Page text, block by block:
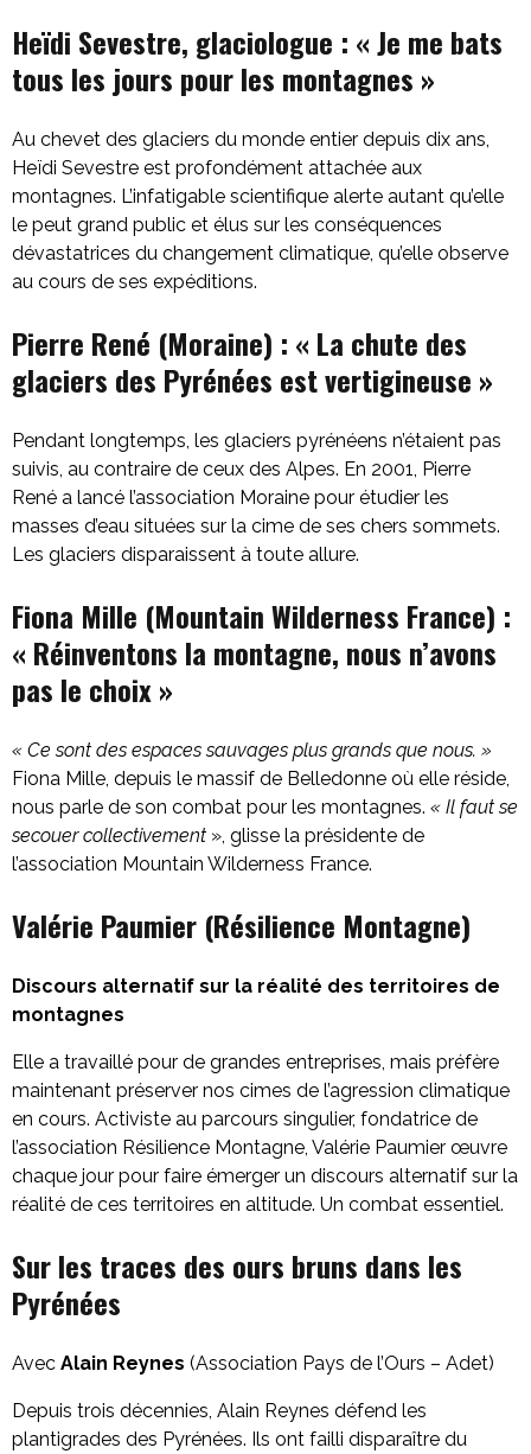
Heïdi Sevestre, glaciologue : «Je me bats
tous les jours pour les montagnes »
Au chevet des glaciers du monde entier depuis dix ans,
Heïdi Sevestre est profondément attachée aux
montagnes. L’infatigable scientifique alerte autant qu’elle
le peut grand public et élus sur les conséquences
dévastatrices du changement climatique, qu’elle observe
au cours de ses expéditions.
Pierre René (Moraine) : « La chute des
glaciers des Pyrénées est vertigineuse »
Pendant longtemps, les glaciers pyrénéens n’étaient pas
suivis, au contraire de ceux des Alpes. En 2001, Pierre
René a lancé l’association Moraine pour étudier les
masses d’eau situées sur la cime de ses chers sommets.
Les glaciers disparaissent à toute allure.
Fiona Mille (Mountain Wilderness France) :
« Réinventons la montagne, nous n’avons
pas le choix »
« Ce sont des espaces sauvages plus grands que nous. »
Fiona Mille, depuis le massif de Belledonne où elle réside,
nous parle de son combat pour les montagnes. « Il faut se
secouer collectivement », glisse la présidente de
l’association Mountain Wilderness France.
Valérie Paumier (Résilience Montagne)
Discours alternatif sur la réalité des territoires de
montagnes
Elle a travaillé pour de grandes entreprises, mais préfère
maintenant préserver nos cimes de l’agression climatique
en cours. Activiste au parcours singulier, fondatrice de
l’association Résilience Montagne, Valérie Paumier œuvre
chaque jour pour faire émerger un discours alternatif sur la
réalité de ces territoires en altitude. Un combat essentiel.
Sur les traces des ours bruns dans les
Pyrénées
Avec Alain Reynes (Association Pays de l’Ours – Adet)
Depuis trois décennies, Alain Reynes défend les
plantigrades des Pyrénées. Ils ont failli disparaître du